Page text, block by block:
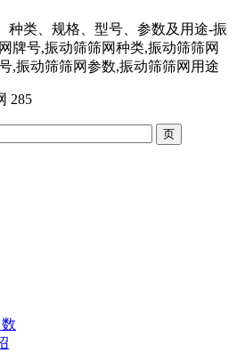
种类、规格、型号、参数及用途-振
牌号,振动筛筛网种类,振动筛筛网
,振动筛筛网参数,振动筛筛网用途
285